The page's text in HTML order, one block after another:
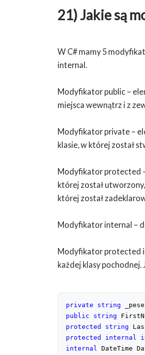
21) Jakie są
W C# mamy 5
internal.
Modyfikator public –
miejsca wewnątrz i z
Modyfikator private –
klasie, w której został
Modyfikator protected
której został
której został
Modyfikator internal –
Modyfikator protected
każdej klasy
private string
public
string
protected
string
protected
internal
internal DateTime